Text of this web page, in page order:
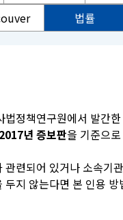
법률
법정책연구원에서 발간한
년 증보판을 기준으
관련되어 있거나 소속기
두지 않는다면 본 인용 방